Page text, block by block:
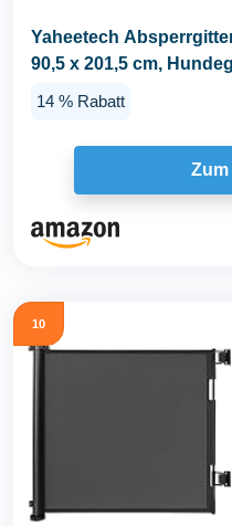
Yaheetech
90,5 x 201,5 cm,
14 % Rabatt
10